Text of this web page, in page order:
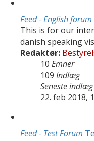
Feed - English forum
This is for our
danish speaking
Redaktør:
10 Emner
109 Indlæg
Seneste indlæg
22. feb 2018,
Feed - Test Forum